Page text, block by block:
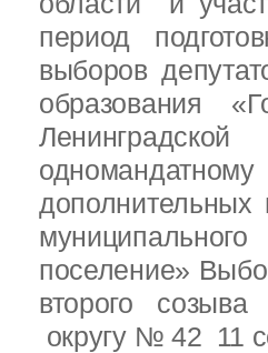
период
выборов
образования
дополнительных
поселение»
второго
округу № 42 11